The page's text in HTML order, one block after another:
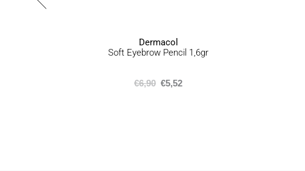
Dermacol
Soft Eyebrow Pencil 1,6gr
€6,90 €5,52